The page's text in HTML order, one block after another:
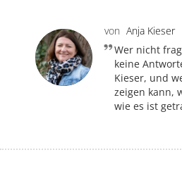
von Anja Kieser
Wer nicht
keine
Kieser, und
zeigen kann,
wie es ist